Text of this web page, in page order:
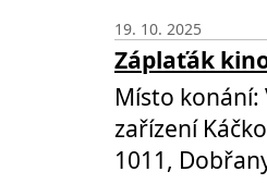
Záplaťák
19. 10. 2025
Místo konání:
zařízení
1011,